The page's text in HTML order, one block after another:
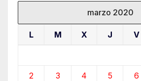
marzo 2020
L M X J V
2 3 4 5 6